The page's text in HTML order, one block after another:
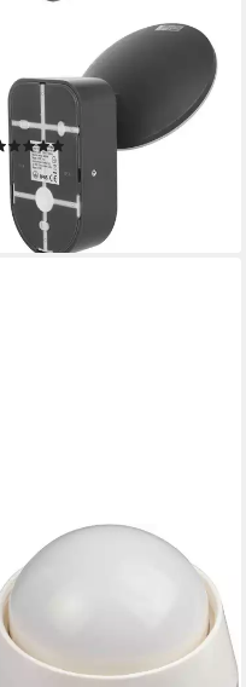
LED Wandleuchte MCE367,
LED-Wandlampe mit PIR-
Bewegungssensor 15W
20,25 € UVP45,00 €
-55%
lieferbar - in 2-3 Werktagen bei dir